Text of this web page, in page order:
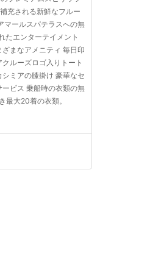
充される新鮮なフルー
マールスパテラスへの無
たエンターテイメント
まなアメニティ 毎日印
ルーズロゴ入りトート
ミアの膝掛け 豪華なセ
ビス 乗船時の衣類の無
最大20着の衣類。